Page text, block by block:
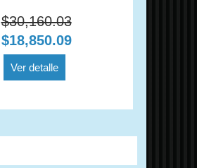
$30,160.03
$18,850.09
Ver detalle